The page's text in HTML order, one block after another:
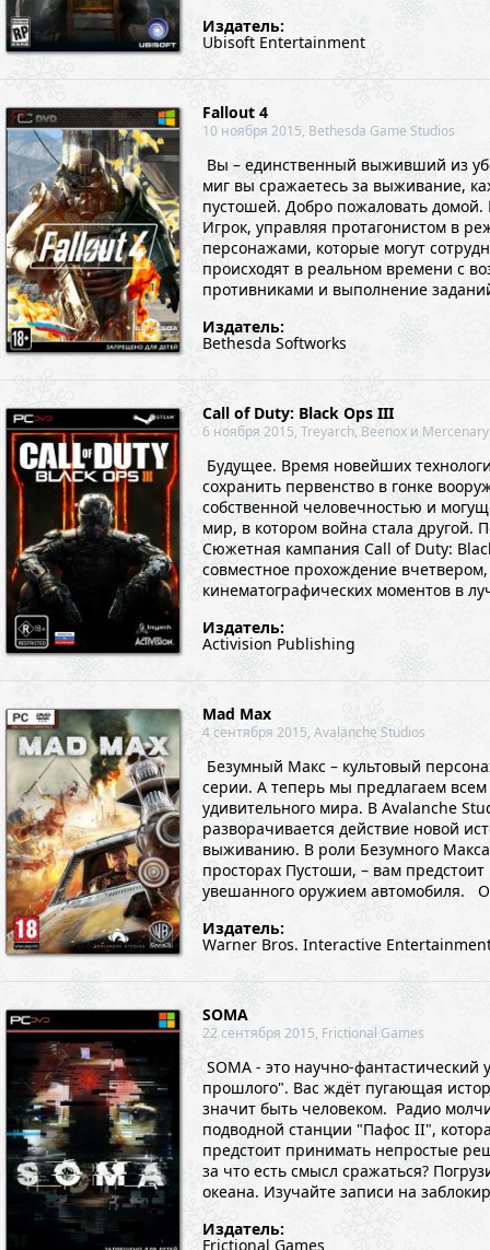
Издатель:
Ubisoft Entertainment
Fallout 4
10 ноября 2015, Bethesda Game Studios
Вы – единственный выживший из
миг вы сражаетесь за выживание,
пустошей. Добро пожаловать домой.
Игрок, управляя протагонистом в
персонажами, которые могут
происходят в реальном времени с
противниками и выполнение
Издатель:
Bethesda Softworks
Call of Duty: Black Ops III
6 ноября 2015, Treyarch, Beenox и
Будущее. Время новейших
сохранить первенство в гонке
собственной человечностью и
мир, в котором война стала другой.
Сюжетная кампания Call of Duty:
совместное прохождение
кинематографических моментов в
Издатель:
Activision Publishing
Mad Max
4 сентября 2015, Avalanche Studios
Безумный Макс – культовый
серии. А теперь мы предлагаем
удивительного мира. В Avalanche
разворачивается действие новой
выживанию. В роли Безумного
просторах Пустоши, – вам
увешанного оружием автомобиля.
Издатель:
Warner Bros. Interactive
SOMA
22 сентября 2015, Frictional Games
SOMA - это научно-
прошлого". Вас ждёт пугающая
значит быть человеком. Радио
подводной станции "Пафос II",
предстоит принимать непростые
за что есть смысл сражаться?
океана. Изучайте записи на
Издатель:
Frictional Games